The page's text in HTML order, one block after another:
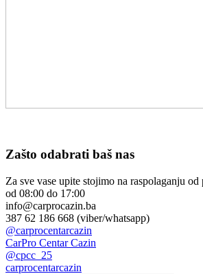
Zašto odabrati baš nas
Za sve vase upite stojimo na raspolaganju
od 08:00 do 17:00
info@carprocazin.ba
387 62 186 668 (viber/whatsapp)
@carprocentarcazin
CarPro Centar Cazin
@cpcc_25
carprocentarcazin